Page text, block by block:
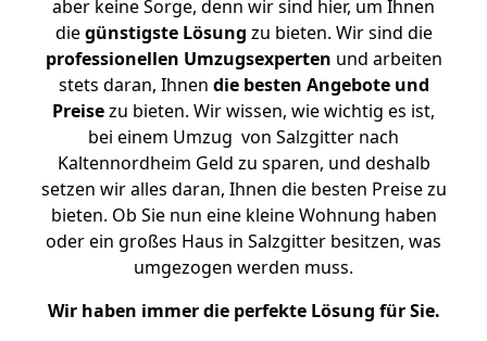
aber keine Sorge, denn wir sind hier, um Ihnen
diegünstigste Lösung zu bieten. Wir sind die
professionellen Umzugsexperten und arbeiten
stets daran, Ihnen die besten Angebote und
Preisezu bieten. Wir wissen, wie wichtig es ist,
bei einem Umzug von Salzgitter nach
Kaltennordheim Geld zu sparen, und deshalb
setzen wir alles daran, Ihnen die besten Preise zu
bieten. Ob Sie nun eine kleine Wohnung haben
oder ein großes Haus in Salzgitter besitzen, was
umgezogen werden muss.
Wir haben immer die perfekte Lösung für Sie.